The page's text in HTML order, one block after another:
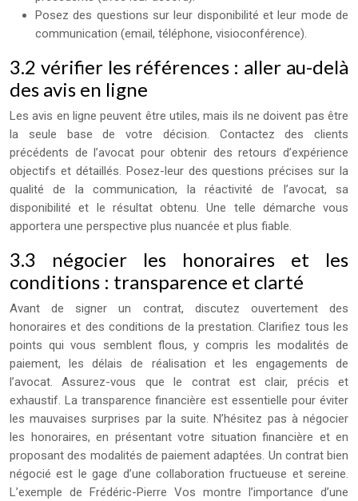
Posez des questions sur leur disponibilité et leur mode de
communication (email, téléphone, visioconférence).
3.2 vérifier les références : aller au-delà
des avis en ligne
Les avis en ligne peuvent être utiles, mais ils ne doivent pas être
la seule base de votre décision. Contactez des clients
précédents de l’avocat pour obtenir des retours d’expérience
objectifs et détaillés. Posez-leur des questions précises sur la
qualité de la communication, la réactivité de l’avocat, sa
disponibilité et le résultat obtenu. Une telle démarche vous
apportera une perspective plus nuancée et plus fiable.
3.3 négocier les honoraires et les
conditions : transparence et clarté
Avant de signer un contrat, discutez ouvertement des
honoraires et des conditions de la prestation. Clarifiez tous les
points qui vous semblent flous, y compris les modalités de
paiement, les délais de réalisation et les engagements de
l’avocat. Assurez-vous que le contrat est clair, précis et
exhaustif. La transparence financière est essentielle pour éviter
les mauvaises surprises par la suite. N’hésitez pas à négocier
les honoraires, en présentant votre situation financière et en
proposant des modalités de paiement adaptées. Un contrat bien
négocié est le gage d’une collaboration fructueuse et sereine.
L’exemple de Frédéric-Pierre Vos montre l’importance d’une